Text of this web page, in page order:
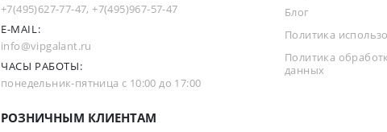
+7(495)627-77-47,+7(495)967-57-47
E-MAIL:
info@vipgalant.ru
ЧАСЫ РАБОТЫ:
понедельник-пятница с 10:00 до 17:00
Блог
Политика
Политика
данных
РОЗНИЧНЫМ КЛИЕНТАМ